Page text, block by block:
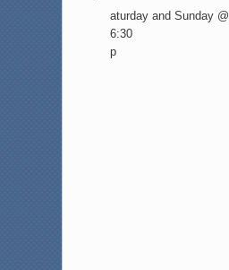
aturday and Sunday @
6:30
p